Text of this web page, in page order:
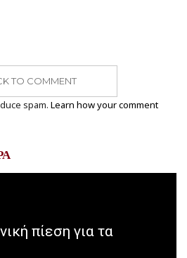
TO COMMENT
spam. Learn how your comment
πίεση για τα